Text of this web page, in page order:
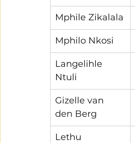
Mphile Zikalala
Mphilo Nkosi
Langelihle
Ntuli
Gizelle van
den Berg
Lethu